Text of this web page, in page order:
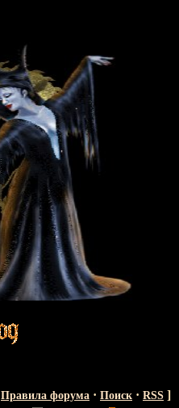
Правила форума · Поиск · RSS ]